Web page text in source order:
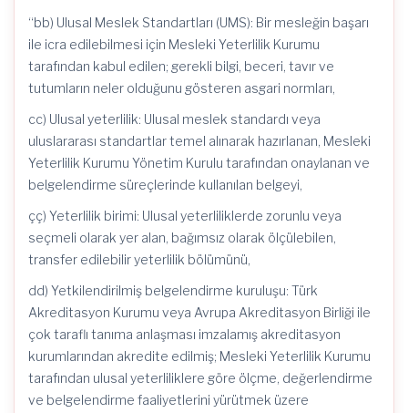
“bb) Ulusal Meslek Standartları (UMS): Bir mesleğin başarı
ile icra edilebilmesi için Mesleki Yeterlilik Kurumu
tarafından kabul edilen; gerekli bilgi, beceri, tavır ve
tutumların neler olduğunu gösteren asgari normları,
cc) Ulusal yeterlilik: Ulusal meslek standardı veya
uluslararası standartlar temel alınarak hazırlanan, Mesleki
Yeterlilik Kurumu Yönetim Kurulu tarafından onaylanan ve
belgelendirme süreçlerinde kullanılan belgeyi,
çç) Yeterlilik birimi: Ulusal yeterliliklerde zorunlu veya
seçmeli olarak yer alan, bağımsız olarak ölçülebilen,
transfer edilebilir yeterlilik bölümünü,
dd) Yetkilendirilmiş belgelendirme kuruluşu: Türk
Akreditasyon Kurumu veya Avrupa Akreditasyon Birliği ile
çok taraflı tanıma anlaşması imzalamış akreditasyon
kurumlarından akredite edilmiş; Mesleki Yeterlilik Kurumu
tarafından ulusal yeterliliklere göre ölçme, değerlendirme
ve belgelendirme faaliyetlerini yürütmek üzere